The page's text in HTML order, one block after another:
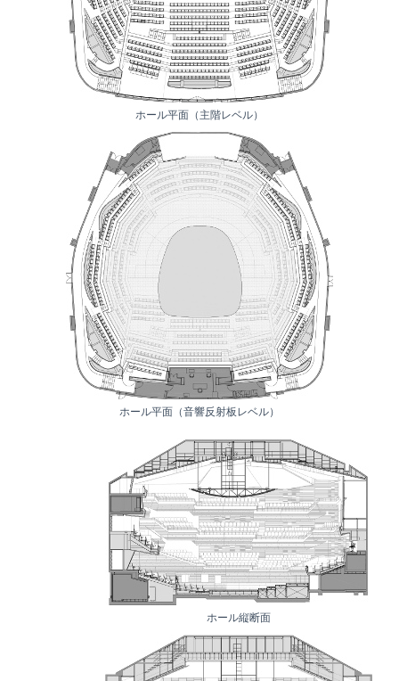
ホール平面（主階レベル）
ホール平面（音響反射板レベル）
ホール縦断面